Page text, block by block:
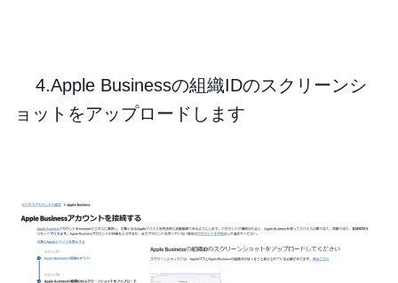
4.Apple Businessの組織IDのスクリーンシ
ョットをアップロードします